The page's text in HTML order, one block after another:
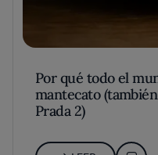
Por qué todo el
mantecato
Prada 2)